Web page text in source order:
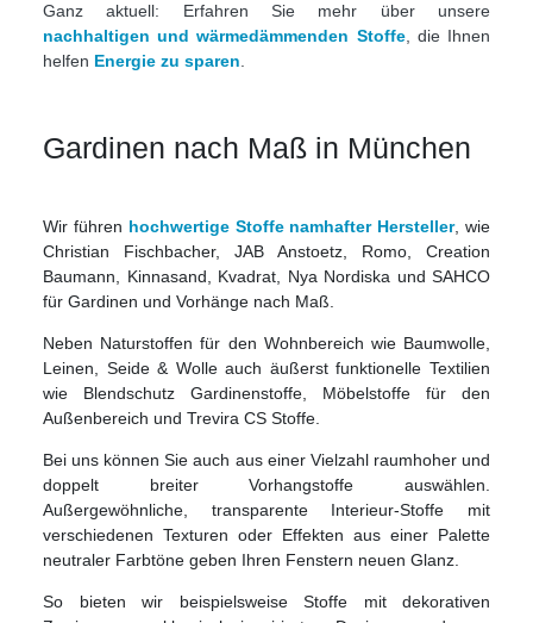
Ganz aktuell: Erfahren Sie mehr über unsere
nachhaltigen und wärmedämmenden Stoffe, die Ihnen
helfen Energie zu sparen
Gardinen nach Maß in München
Wir führen hochwertige Stoffe namhafter Hersteller, wie
Christian Fischbacher, JAB Anstoetz, Romo, Creation
Baumann, Kinnasand, Kvadrat, Nya Nordiska und SAHCO
für Gardinen und Vorhänge nach Maß.
Neben Naturstoffen für den Wohnbereich wie Baumwolle,
Leinen, Seide & Wolle auch äußerst funktionelle Textilien
wie Blendschutz Gardinenstoffe, Möbelstoffe für den
Außenbereich und Trevira CS Stoffe.
Bei uns können Sie auch aus einer Vielzahl raumhoher und
doppelt breiter Vorhangstoffe auswählen.
Außergewöhnliche, transparente Interieur-Stoffe mit
verschiedenen Texturen oder Effekten aus einer Palette
neutraler Farbtöne geben Ihren Fenstern neuen Glanz.
So bieten wir beispielsweise Stoffe mit dekorativen